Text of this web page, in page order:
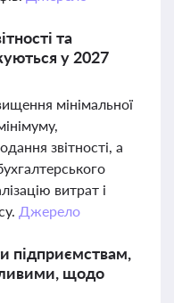
та
у 2027
мінімальної
звітності, а
витрат і
Джерело
підприємствам,
щодо